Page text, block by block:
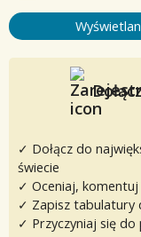
✓ Dołącz do
świecie
✓ Oceniaj,
✓ Zapisz tabulatury
✓ Przyczyniaj się